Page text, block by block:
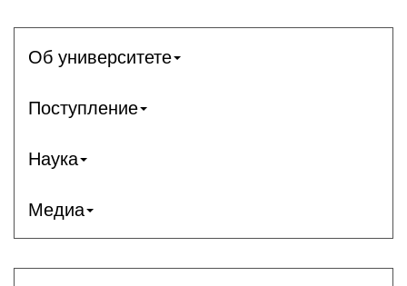
Об университете
Поступление
Наука
Медиа